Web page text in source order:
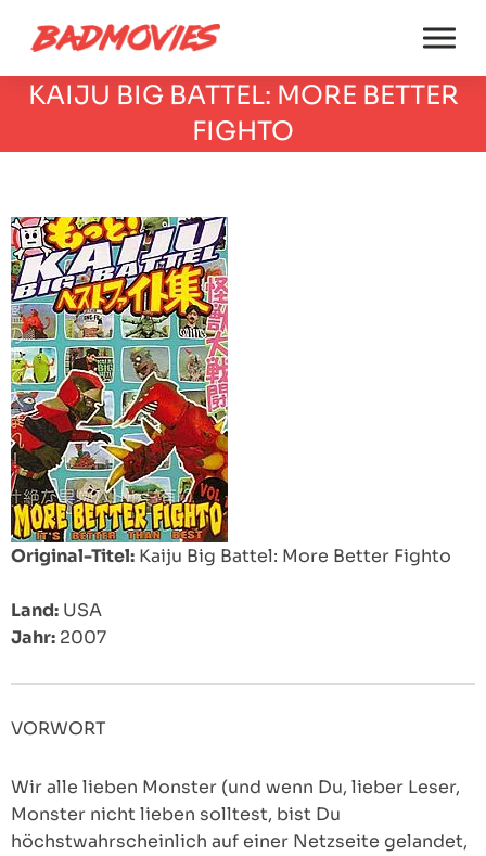
KAIJU BIG BATTEL: MORE BETTER
FIGHTO
Original-Titel: Kaiju Big Battel: More Better Fighto
Land: USA
Jahr: 2007
VORWORT
Wir alle lieben Monster (und wenn Du, lieber Leser,
Monster nicht lieben solltest, bist Du
höchstwahrscheinlich auf einer Netzseite gelandet,